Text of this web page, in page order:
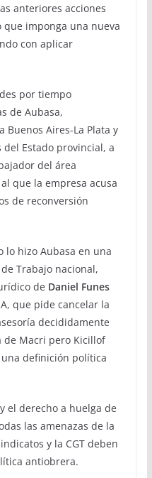
anteriores acciones
imponga una nueva
con aplicar
por tiempo
de Aubasa,
Buenos Aires-La Plata y
Estado provincial, a
del área
que la empresa acusa
de reconversión
lo hizo Aubasa en una
Trabajo nacional,
de Daniel Funes
que pide cancelar la
decididamente
de Macri pero Kicillof
definición política
el derecho a huelga de
las amenazas de la
y la CGT deben
antiobrera.